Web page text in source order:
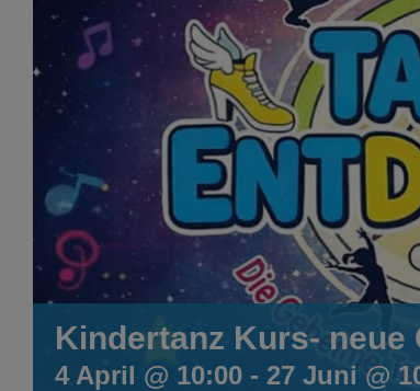
Kindertanz Kurs- neue
4 April @ 10:00 - 27 Juni @